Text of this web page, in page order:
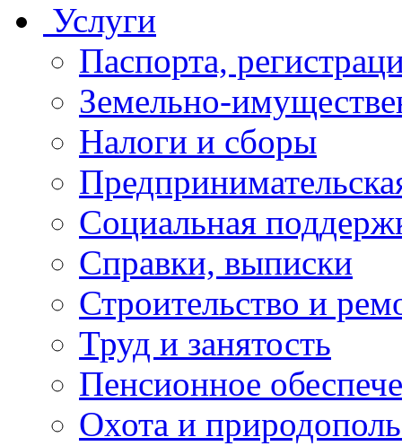
Услуги
Паспорта,
Земельно-
Налоги и сборы
Социальная
Справки, выписки
Строительство и
Труд и занятость
Пенсионное
Охота и